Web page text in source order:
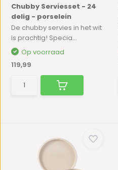
Chubby Serviesset - 24
delig - porselein
De chubby servies in het wit
is prachtig! Specia...
Op voorraad
119,99